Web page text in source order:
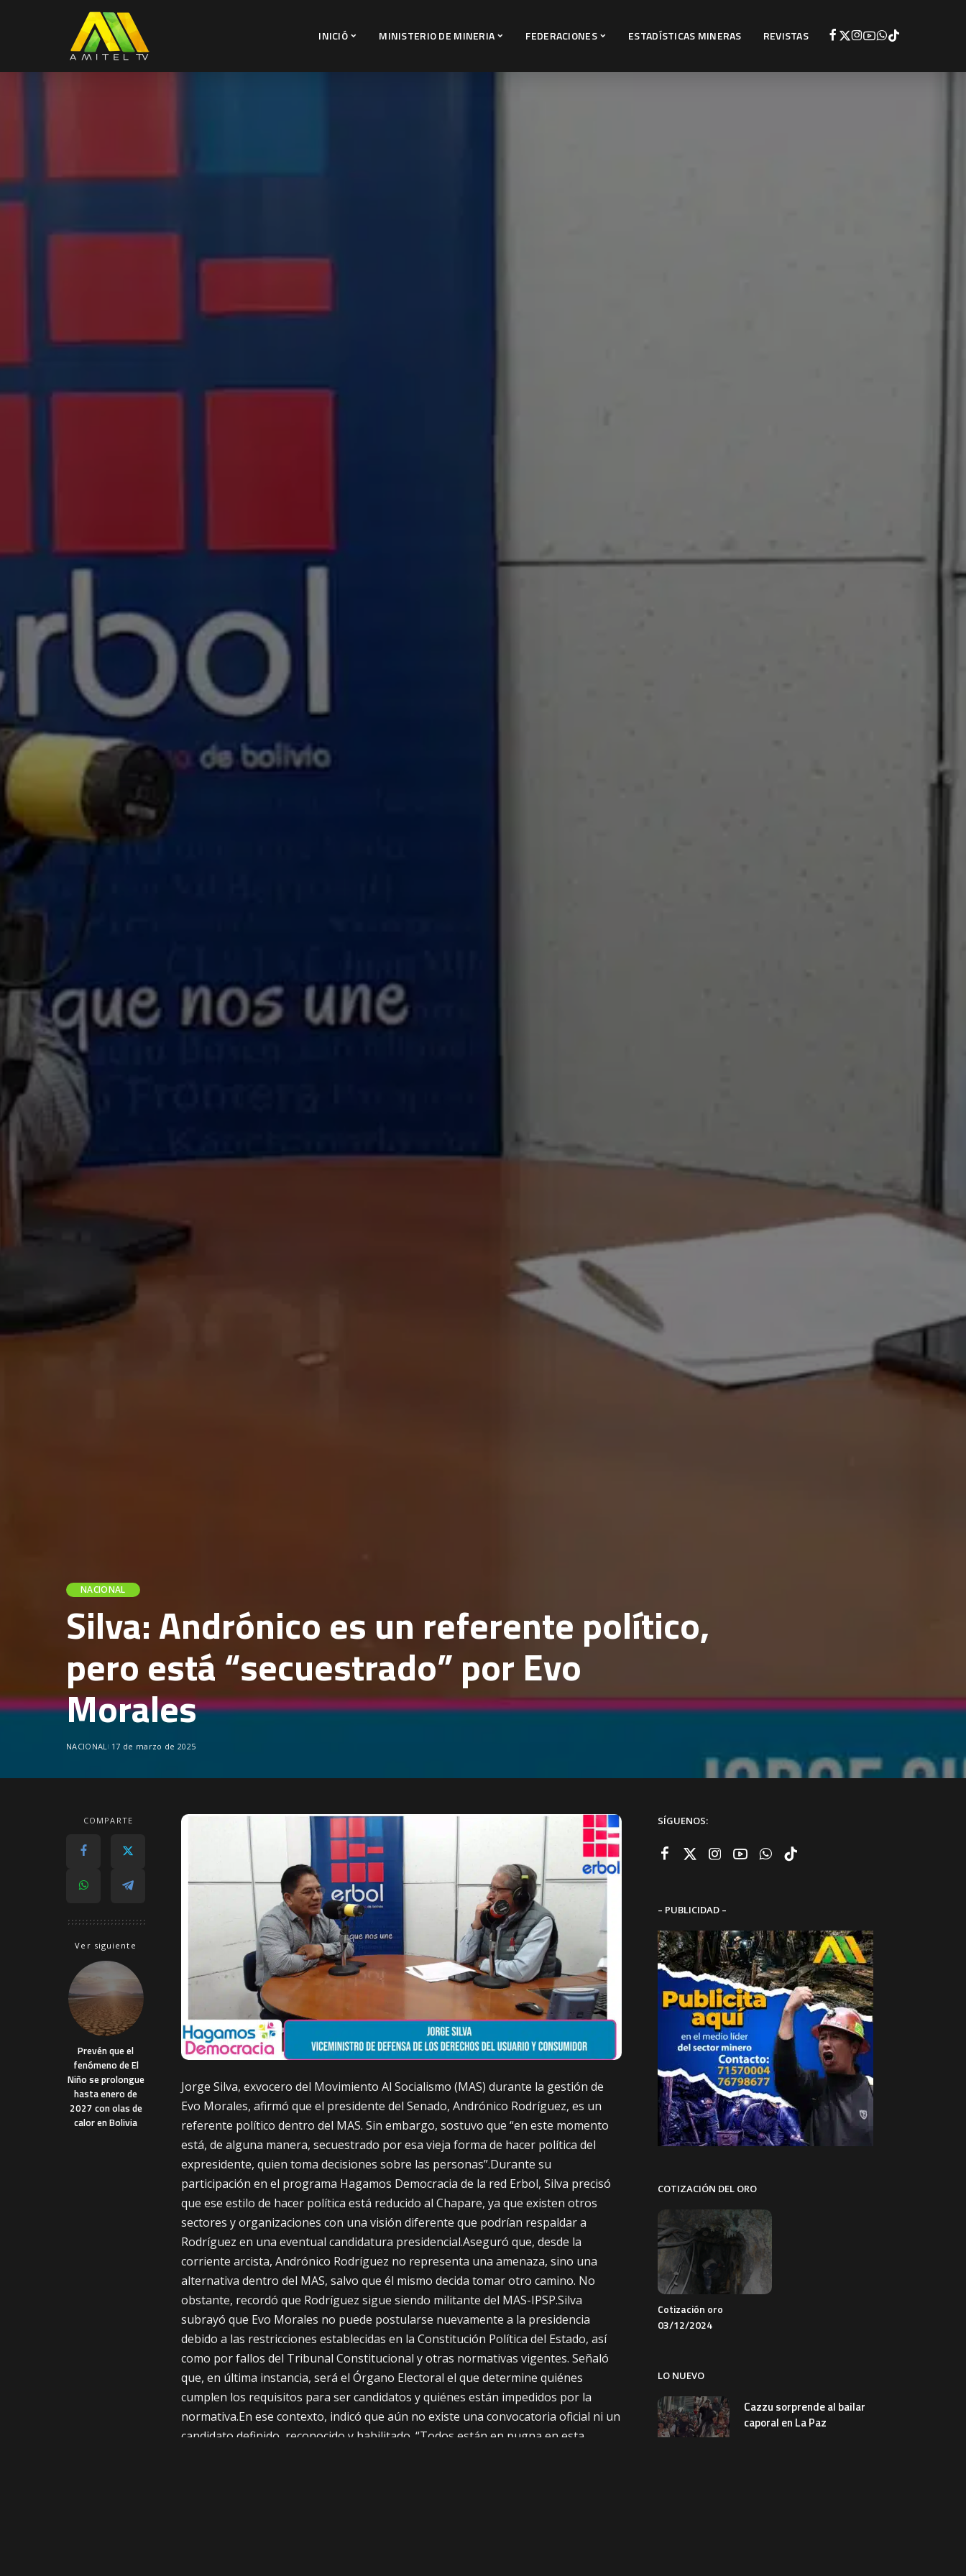
INICIÓ MINISTERIO DE MINERIA FEDERACIONES ESTADÍSTICAS MINERAS REVISTAS
NACIONAL
Silva: Andrónico es un referente político,
pero está “secuestrado” por Evo
Morales
NACIONAL 17 de marzo de 2025
COMPARTE
Ver siguiente
Prevén que el
fenómeno de El
Niño se prolongue
hasta enero de
2027 con olas de
calor en Bolivia
Jorge Silva, exvocero del Movimiento Al Socialismo (MAS) durante la gestión de
Evo Morales, afirmó que el presidente del Senado, Andrónico Rodríguez, es un
referente político dentro del MAS. Sin embargo, sostuvo que “en este momento
está, de alguna manera, secuestrado por esa vieja forma de hacer política del
expresidente, quien toma decisiones sobre las personas”.Durante su
participación en el programa Hagamos Democracia de la red Erbol, Silva precisó
que ese estilo de hacer política está reducido al Chapare, ya que existen otros
sectores y organizaciones con una visión diferente que podrían respaldar a
Rodríguez en una eventual candidatura presidencial.Aseguró que, desde la
corriente arcista, Andrónico Rodríguez no representa una amenaza, sino una
alternativa dentro del MAS, salvo que él mismo decida tomar otro camino. No
obstante, recordó que Rodríguez sigue siendo militante del MAS-IPSP.Silva
subrayó que Evo Morales no puede postularse nuevamente a la presidencia
debido a las restricciones establecidas en la Constitución Política del Estado, así
como por fallos del Tribunal Constitucional y otras normativas vigentes. Señaló
que, en última instancia, será el Órgano Electoral el que determine quiénes
cumplen los requisitos para ser candidatos y quiénes están impedidos por la
normativa.En ese contexto, indicó que aún no existe una convocatoria oficial ni un
candidato definido, reconocido y habilitado. “Todos están en pugna en esta
SÍGUENOS:
– PUBLICIDAD –
COTIZACIÓN DEL ORO
Cotización oro
03/12/2024
LO NUEVO
Cazzu sorprende al bailar
caporal en La Paz